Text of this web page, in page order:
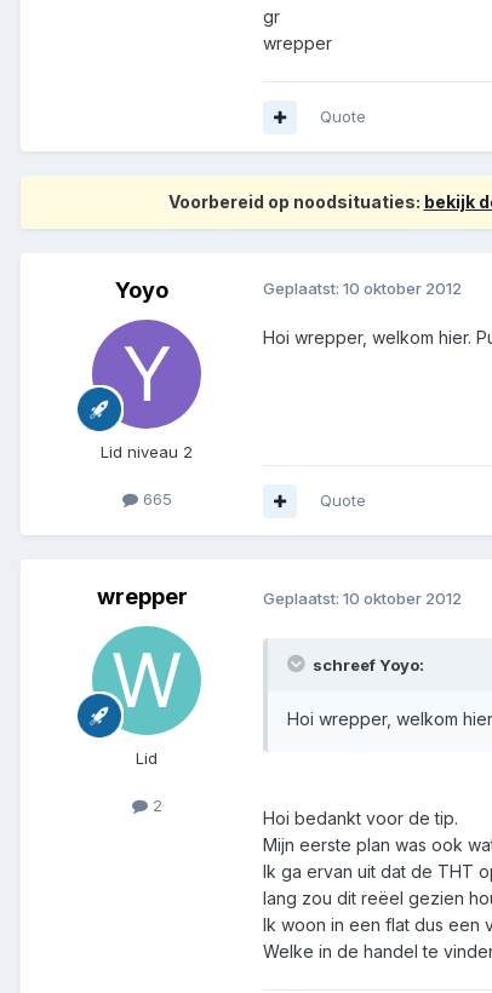
gr
wrepper
Quote
Voorbereid op noodsituaties: bekijk
Yoyo
Lid niveau 2
665
Geplaatst: 10 oktober 2012
Hoi wrepper, welkom hier.
Quote
wrepper
Lid
2
Geplaatst: 10 oktober 2012
schreef Yoyo:
Hoi wrepper, welkom
Hoi bedankt voor de tip.
Mijn eerste plan was ook
Ik ga ervan uit dat de THT
lang zou dit reëel gezien
Ik woon in een flat dus een
Welke in de handel te